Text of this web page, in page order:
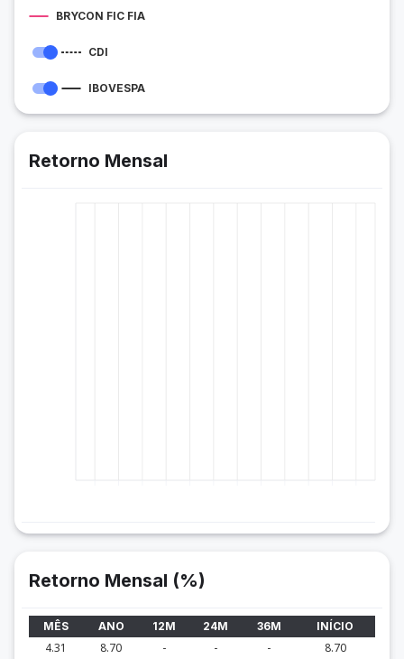
BRYCON FIC FIA
CDI
IBOVESPA
Retorno Mensal
Retorno Mensal (%)
MÊS ANO 12M 24M 36M INÍCIO
4.31 8.70 - - - 8.70